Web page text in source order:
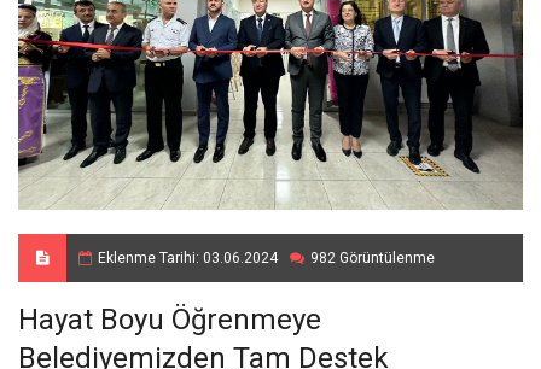
Eklenme Tarihi: 03.06.2024 982 Görüntülenme
Hayat Boyu Öğrenmeye
Belediyemizden Tam Destek